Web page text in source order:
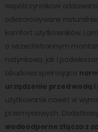
współczynnikowi
odwzorowywane
komfort użytkowników.
o wszechstronnym
natynkowa, jak i
obudowa spełniająca
urządzenie przed wodą i
użytkowanie nawet w
przemysłowych.
wodoodporne złącza z